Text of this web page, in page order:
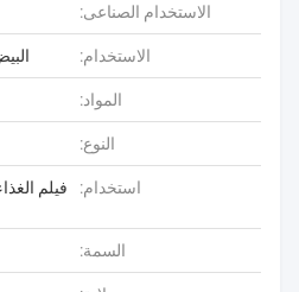
الاستخدام الصناعى:
الاستخدام:
المواد:
النوع:
استخدام:
فيلم
السمة: